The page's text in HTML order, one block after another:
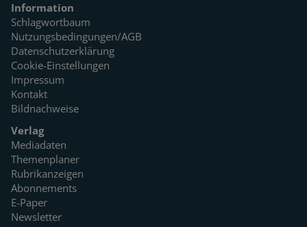
Information
Schlagwortbaum
Nutzungsbedingungen/AGB
Datenschutzerklärung
Cookie-Einstellungen
Impressum
Kontakt
Bildnachweise
Verlag
Mediadaten
Themenplaner
Rubrikanzeigen
Abonnements
E-Paper
Newsletter